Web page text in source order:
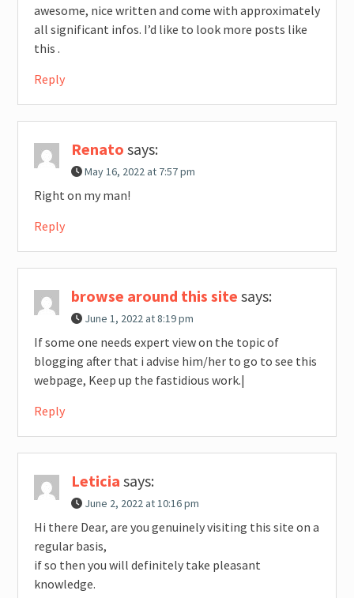
awesome, nice written and come with approximately
all significant infos. I’d like to look more posts like
this .
Reply
Renato says:
May 16, 2022 at 7:57 pm
Right on my man!
Reply
browse around this site says:
June 1, 2022 at 8:19 pm
If some one needs expert view on the topic of
blogging after that i advise him/her to go to see this
webpage, Keep up the fastidious work.|
Reply
Leticia says:
June 2, 2022 at 10:16 pm
Hi there Dear, are you genuinely visiting this site on a
regular basis,
if so then you will definitely take pleasant
knowledge.